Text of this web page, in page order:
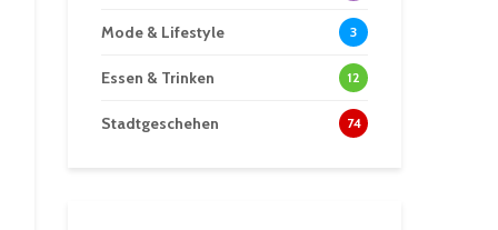
Mode & Lifestyle 3
Essen & Trinken 12
Stadtgeschehen 74